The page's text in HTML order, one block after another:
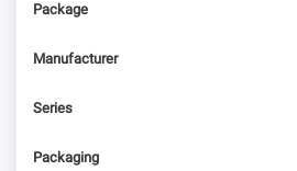
Package
Manufacturer
Series
Packaging